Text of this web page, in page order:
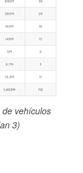
vehículos
3)